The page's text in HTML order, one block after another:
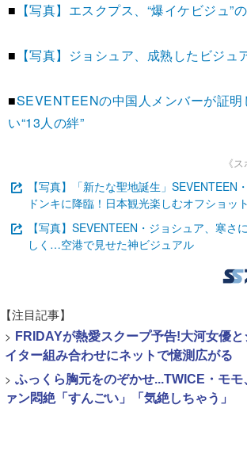
■ 【写真】エスクプス、“爆イケビジュ”
■ 【写真】ジョシュア、成熟したビジュ
■SEVENTEENの中国人メンバーが証明
い“13人の絆”
《
【写真】「新たな聖地誕生」SEVENTEEN
ドンキに降臨！日本観光楽しむオフショッ
【写真】SEVENTEEN・ジョシュア、寒さ
しく…空港で見せた神ビジュアル
【注目記事】
> FRIDAYが熱愛スクープ予告!大河女優
イター組み合わせにネットで憶測広がる
> ふっくら胸元をのぞかせ...TWICE・モ
ァン悶絶「すんごい」「気絶しちゃう」